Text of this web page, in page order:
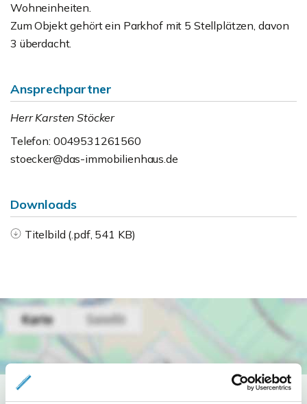
Wohneinheiten.
Zum Objekt gehört ein Parkhof mit 5 Stellplätzen, davon
3 überdacht.
Ansprechpartner
Herr Karsten Stöcker
Telefon: 0049531261560
stoecker@das-immobilienhaus.de
Downloads
Titelbild (.pdf, 541 KB)
Ich bin damit einverstanden, dass mir Karten von Google